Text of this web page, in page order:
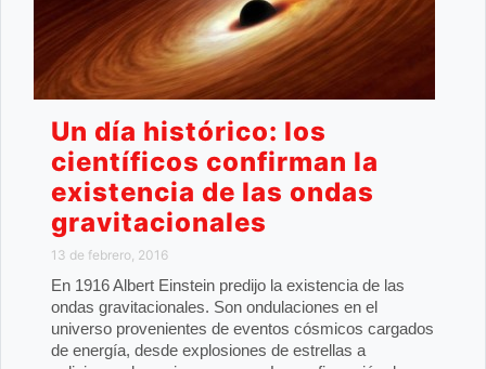
Un día histórico: los
científicos confirman la
existencia de las ondas
gravitacionales
13 de febrero, 2016
En 1916 Albert Einstein predijo la existencia de las
ondas gravitacionales. Son ondulaciones en el
universo provenientes de eventos cósmicos cargados
de energía, desde explosiones de estrellas a